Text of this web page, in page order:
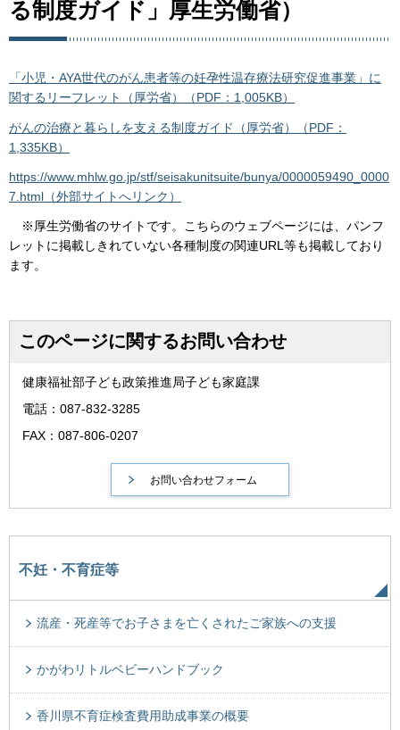
る制度ガイド」厚生労働省）
「小児・AYA世代のがん患者等の妊孕性温存療法研究促進事業」に
関するリーフレット（厚労省）（PDF：1,005KB）
がんの治療と暮らしを支える制度ガイド（厚労省）（PDF：
1,335KB）
https://www.mhlw.go.jp/stf/seisakunitsuite/bunya/0000059490_0000
7.html（外部サイトへリンク）
※厚生労働省のサイトです。こちらのウェブページには、パンフ
レットに掲載しきれていない各種制度の関連URL等も掲載しており
ます。
このページに関するお問い合わせ
健康福祉部子ども政策推進局子ども家庭課
電話：087-832-3285
FAX：087-806-0207
不妊・不育症等
流産・死産等でお子さまを亡くされたご家族への支援
かがわリトルベビーハンドブック
香川県不育症検査費用助成事業の概要